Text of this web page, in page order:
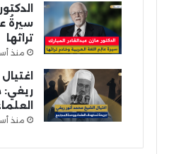
سيرةُ
تراثها
منذ
منذ